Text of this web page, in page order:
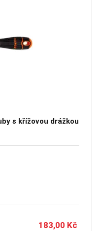
s křížovou drážkou
183,00 Kč